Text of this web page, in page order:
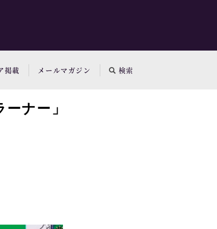
掲載 メールマガジン 検索
ナー」